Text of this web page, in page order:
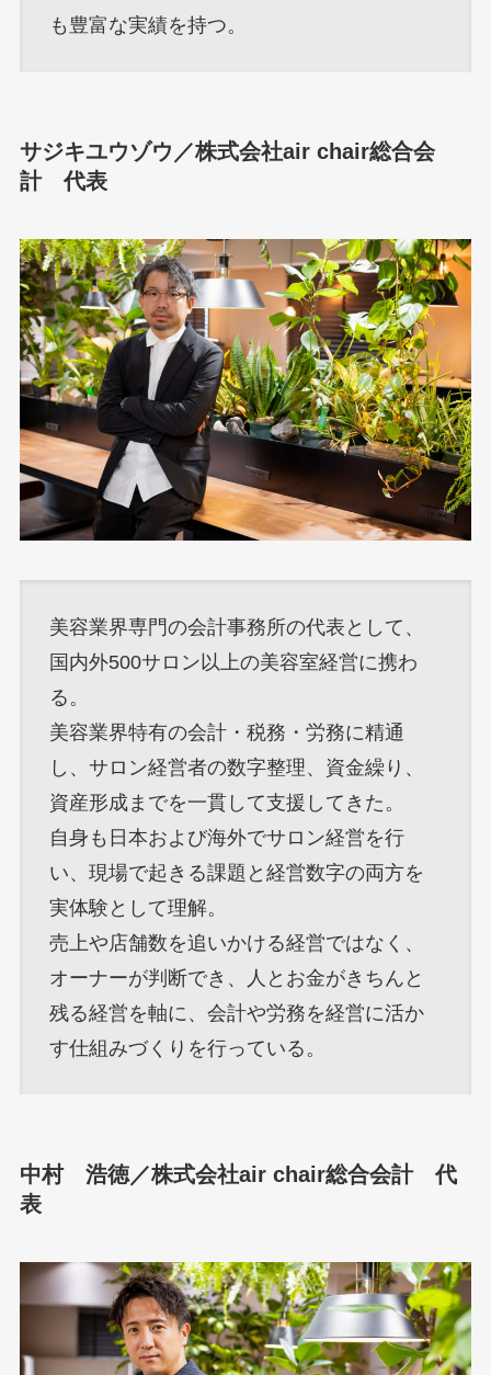
も豊富な実績を持つ。
サジキユウゾウ／株式会社air chair総合会
計 代表
美容業界専門の会計事務所の代表として、
国内外500サロン以上の美容室経営に携わ
る。
美容業界特有の会計・税務・労務に精通
し、サロン経営者の数字整理、資金繰り、
資産形成までを一貫して支援してきた。
自身も日本および海外でサロン経営を行
い、現場で起きる課題と経営数字の両方を
実体験として理解。
売上や店舗数を追いかける経営ではなく、
オーナーが判断でき、人とお金がきちんと
残る経営を軸に、会計や労務を経営に活か
す仕組みづくりを行っている。
中村 浩徳／株式会社air chair総合会計 代
表